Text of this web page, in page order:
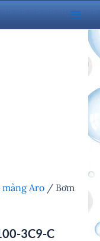
Main
màng Aro / Bơm
3C9-C